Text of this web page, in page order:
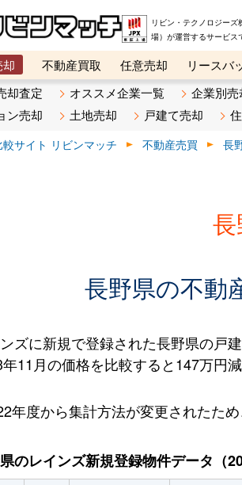
リビン・テクノロジー
場）が運営するサービ
不動産買取 任意売却 リースバ
示場
ベスト不動産カンパニー オンラ
却査定 オススメ企業一覧 企業別売
ン売却
土地売却 戸建て売却
サイト リビンマッチ 不動産売買 長
長野県の不動
ズに新規で登録された長野県の戸
11月の価格を比較すると147万円
年度から集計方法が変更されたた
のレインズ新規登録物件データ（